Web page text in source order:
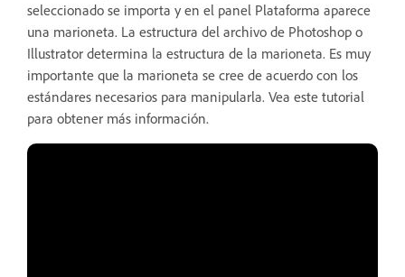
seleccionado se importa y en el panel Plataforma aparece
una marioneta. La estructura del archivo de Photoshop o
Illustrator determina la estructura de la marioneta. Es muy
importante que la marioneta se cree de acuerdo con los
estándares necesarios para manipularla. Vea este tutorial
para obtener más información.